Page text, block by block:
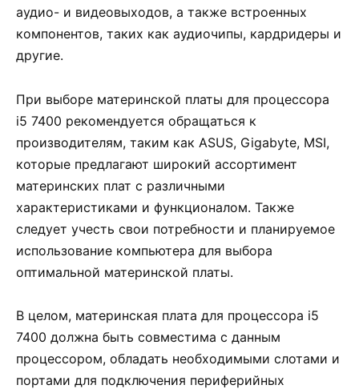
аудио- и видеовыходов, а также встроенных
компонентов, таких как аудиочипы, кардридеры и
другие.
При выборе материнской платы для процессора
i5 7400 рекомендуется обращаться к
производителям, таким как ASUS, Gigabyte, MSI,
которые предлагают широкий ассортимент
материнских плат с различными
характеристиками и функционалом. Также
следует учесть свои потребности и планируемое
использование компьютера для выбора
оптимальной материнской платы.
В целом, материнская плата для процессора i5
7400 должна быть совместима с данным
процессором, обладать необходимыми слотами и
портами для подключения периферийных